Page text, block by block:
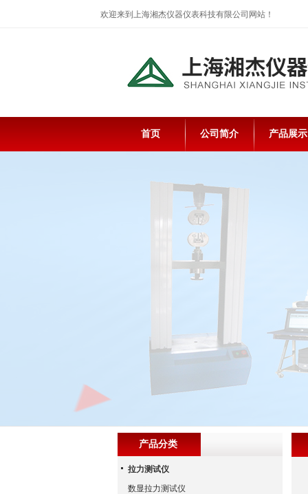
欢迎来到上海湘杰仪器仪表科技有限公司网站！
首页 公司简介 产品展示
产品分类
拉力测试仪
数显拉力测试仪